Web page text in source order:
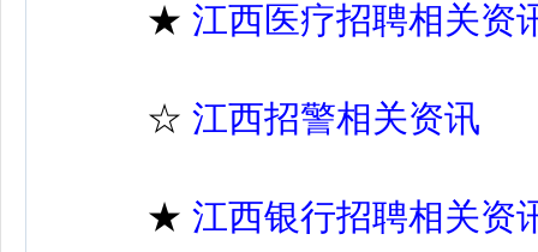
★ 江西医疗招聘相关资
☆ 江西招警相关资讯
★ 江西银行招聘相关资